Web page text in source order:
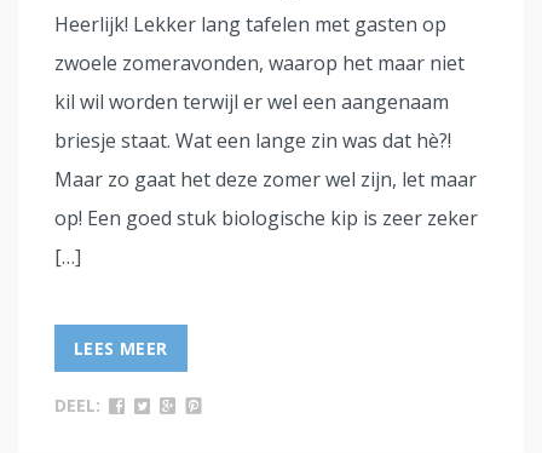
Heerlijk! Lekker lang tafelen met gasten op
zwoele zomeravonden, waarop het maar niet
kil wil worden terwijl er wel een aangenaam
briesje staat. Wat een lange zin was dat hè?!
Maar zo gaat het deze zomer wel zijn, let maar
op! Een goed stuk biologische kip is zeer zeker
[…]
LEES MEER
DEEL: